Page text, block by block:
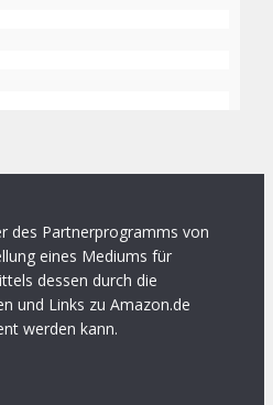
des Partnerprogramms von
eines Mediums für
dessen durch die
und Links zu Amazon.de
werden kann.